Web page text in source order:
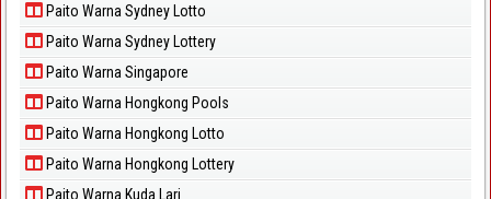
Paito Warna Sydney Lotto
Paito Warna Sydney Lottery
Paito Warna Singapore
Paito Warna Hongkong Pools
Paito Warna Hongkong Lotto
Paito Warna Hongkong Lottery
Paito Warna Kuda Lari